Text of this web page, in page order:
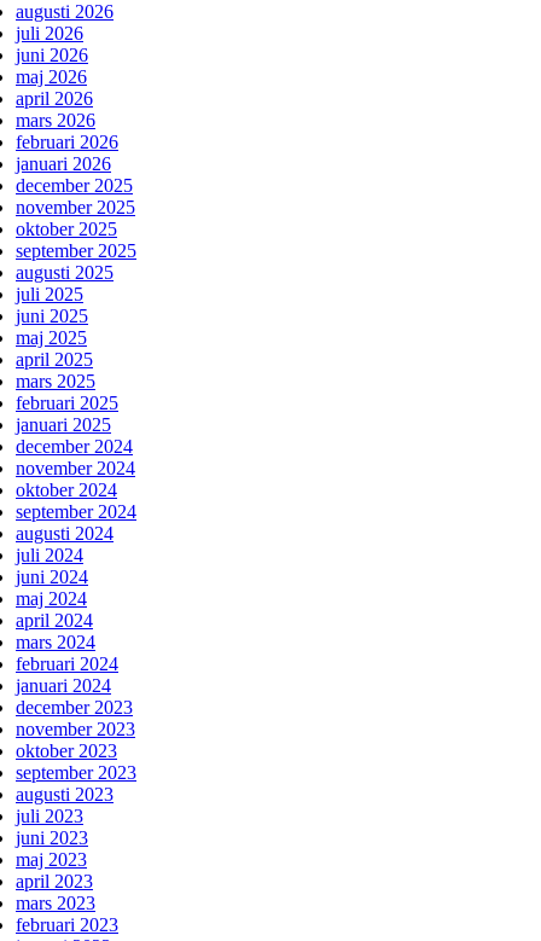
augusti 2026
juli 2026
juni 2026
maj 2026
april 2026
mars 2026
februari 2026
januari 2026
december 2025
november 2025
oktober 2025
september 2025
augusti 2025
juli 2025
juni 2025
maj 2025
april 2025
mars 2025
februari 2025
januari 2025
december 2024
november 2024
oktober 2024
september 2024
augusti 2024
juli 2024
juni 2024
maj 2024
april 2024
mars 2024
februari 2024
januari 2024
december 2023
november 2023
oktober 2023
september 2023
augusti 2023
juli 2023
juni 2023
maj 2023
april 2023
mars 2023
februari 2023